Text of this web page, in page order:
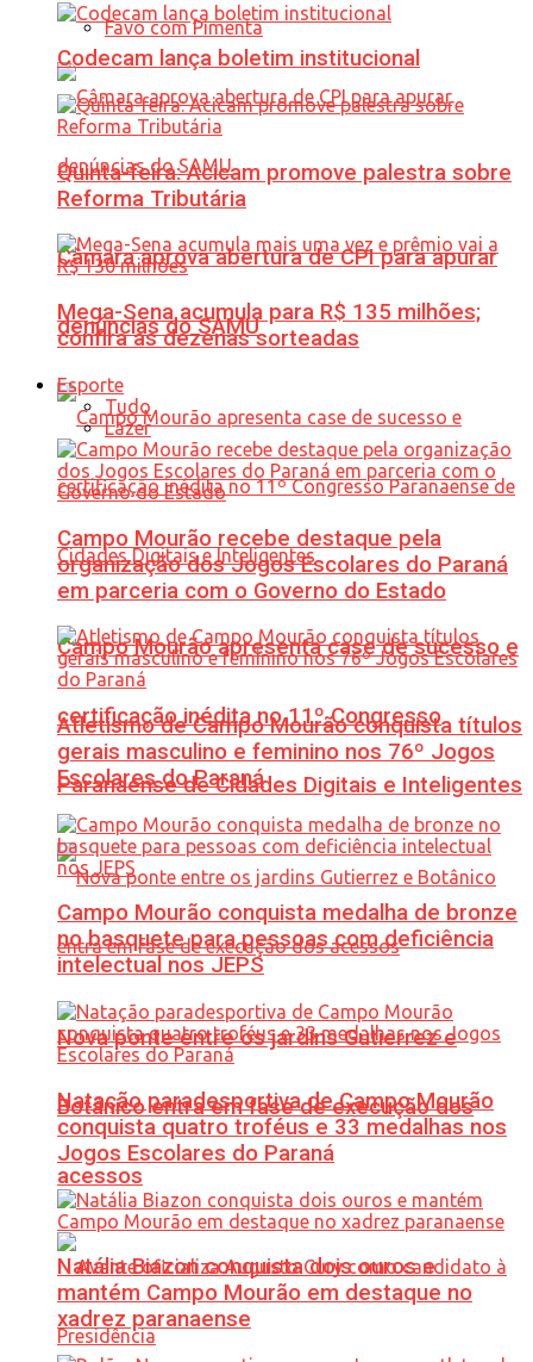
Favo com Pimenta
Câmara aprova abertura de CPI para apurar
denúncias do SAMU
Campo Mourão apresenta case de sucesso e
certificação inédita no 11º Congresso
Paranaense de Cidades Digitais e Inteligentes
Nova ponte entre os jardins Gutierrez e
Botânico entra em fase de execução dos
acessos
Codecam lança boletim institucional
Quinta-feira: Acicam promove palestra sobre
Reforma Tributária
Mega-Sena acumula para R$ 135 milhões;
confira as dezenas sorteadas
Esporte
Tudo
Lazer
Campo Mourão recebe destaque pela
organização dos Jogos Escolares do Paraná
em parceria com o Governo do Estado
Atletismo de Campo Mourão conquista títulos
gerais masculino e feminino nos 76º Jogos
Escolares do Paraná
Campo Mourão conquista medalha de bronze
no basquete para pessoas com deficiência
intelectual nos JEPS
Natação paradesportiva de Campo Mourão
conquista quatro troféus e 33 medalhas nos
Jogos Escolares do Paraná
Natália Biazon conquista dois ouros e
mantém Campo Mourão em destaque no
xadrez paranaense